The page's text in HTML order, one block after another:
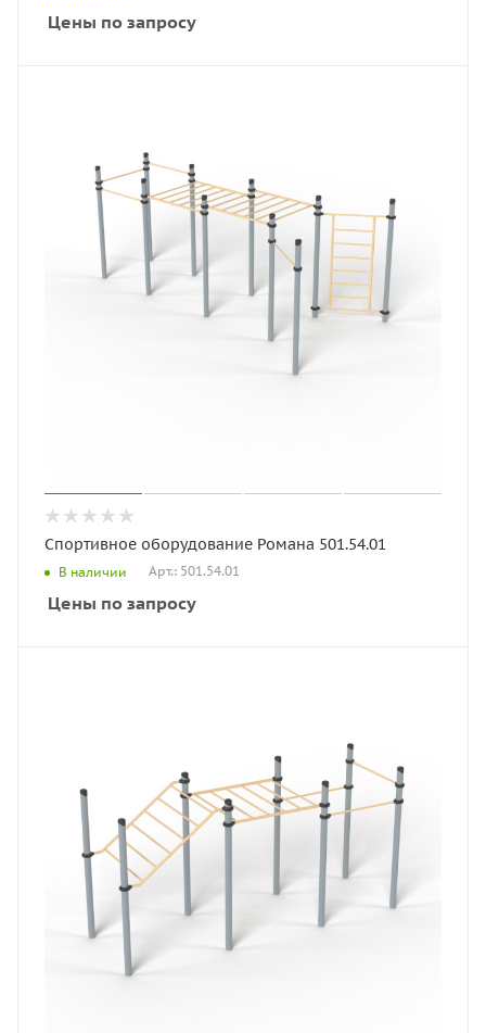
Цены по запросу
Спортивное оборудование Романа 501.54.01
В наличии Арт.: 501.54.01
Цены по запросу